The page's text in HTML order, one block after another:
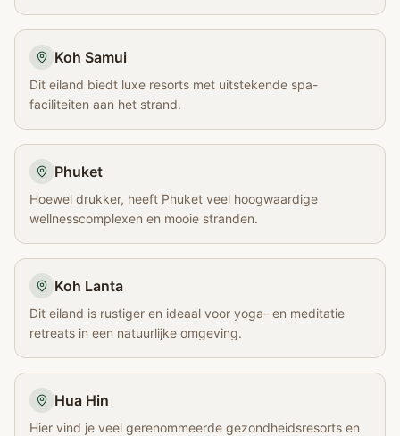
Koh Samui
Dit eiland biedt luxe resorts met uitstekende spa-
faciliteiten aan het strand.
Phuket
Hoewel drukker, heeft Phuket veel hoogwaardige
wellnesscomplexen en mooie stranden.
Koh Lanta
Dit eiland is rustiger en ideaal voor yoga- en meditatie
retreats in een natuurlijke omgeving.
Hua Hin
Hier vind je veel gerenommeerde gezondheidsresorts en